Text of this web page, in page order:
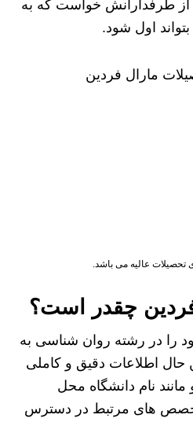
طرفدارانش خواست که به
بتواند اول شود.
تحصیلات عالیه می باشد.
چقدر است؟
را در رشته روان‌ شناسی به
حال اطلاعات دقیق و کاملی
نام دانشگاه محل
های مرتبط در دسترس